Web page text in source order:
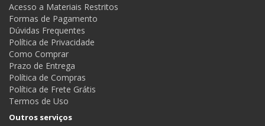
Acesso a Materiais Restritos
Formas de Pagamento
Dúvidas Frequentes
Política de Privacidade
Como Comprar
Prazo de Entrega
Política de Compras
Política de Frete Grátis
Termos de Uso
Outros serviços